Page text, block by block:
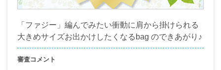
「ファジー」編んでみたい衝動に肩から掛けられる
大きめサイズお出かけしたくなるbag のできあがり♪
審査コメント